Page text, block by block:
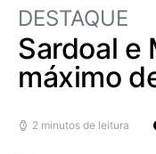
DESTAQUE
Sardoal e
máximo
2 minutos de leitura